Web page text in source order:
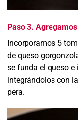
Paso 3.
Incorporamos 5
de queso
se funda el queso
integrándolos con
pera.